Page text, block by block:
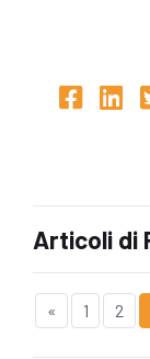
Articoli di
« 1 2